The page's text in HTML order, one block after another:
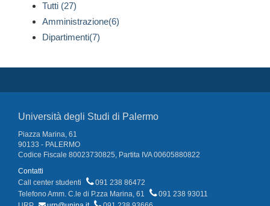
Tutti (27)
Amministrazione(6)
Dipartimenti(7)
Università degli Studi di Palermo
Piazza Marina, 61
90133 - PALERMO
Codice Fiscale 80023730825, Partita IVA 00605880822
Contatti
Call center studenti
091 238 86472
Telefono Amm. C.le di P.zza Marina, 61
091 238 93011